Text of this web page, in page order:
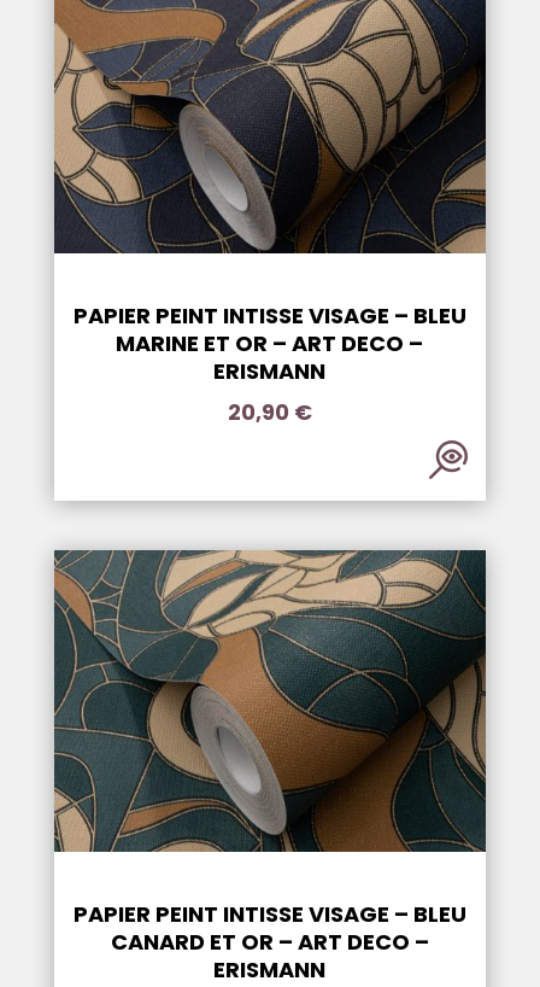
PAPIER PEINT INTISSE VISAGE – BLEU
MARINE ET OR – ART DECO –
ERISMANN
20,90 €
PAPIER PEINT INTISSE VISAGE – BLEU
CANARD ET OR – ART DECO –
ERISMANN